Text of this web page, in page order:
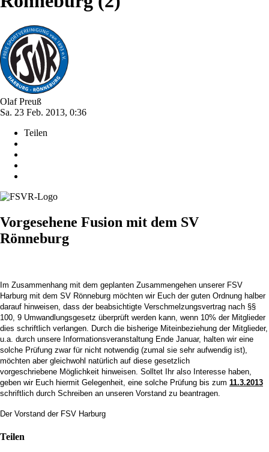
Olaf Preuß
Sa. 23 Feb. 2013, 0:36
Teilen
Vorgesehene Fusion mit dem SV
Rönneburg
Im Zusammenhang mit dem geplanten Zusammengehen unserer FSV
Harburg mit dem SV Rönneburg möchten wir Euch der guten Ordnung halber
darauf hinweisen, dass der beabsichtigte Verschmelzungsvertrag nach §§
100, 9 Umwandlungsgesetz überprüft werden kann, wenn 10% der Mitglieder
dies schriftlich verlangen. Durch die bisherige Miteinbeziehung der Mitglieder,
u.a. durch unsere Informationsveranstaltung Ende Januar, halten wir eine
solche Prüfung zwar für nicht notwendig (zumal sie sehr aufwendig ist),
möchten aber gleichwohl natürlich auf diese gesetzlich
vorgeschriebene Möglichkeit hinweisen. Solltet Ihr also Interesse haben,
geben wir Euch hiermit Gelegenheit, eine solche Prüfung bis zum 11.3.2013
schriftlich durch Schreiben an unseren Vorstand zu beantragen.
Der Vorstand der FSV Harburg
Teilen